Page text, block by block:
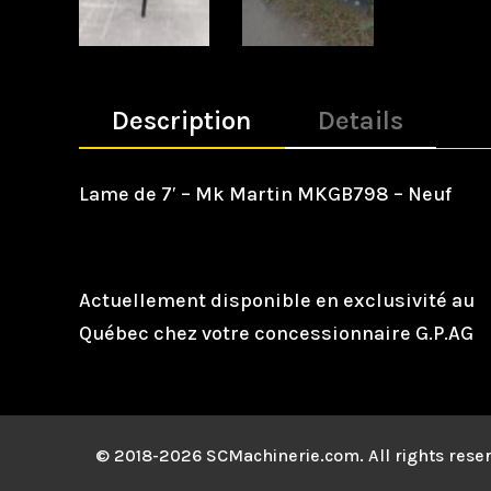
Description Details
Lame de 7′ – Mk Martin MKGB798 – Neuf
Actuellement disponible en exclusivité au
Québec chez votre concessionnaire G.P.AG
© 2018-2026 SCMachinerie.com. All rights